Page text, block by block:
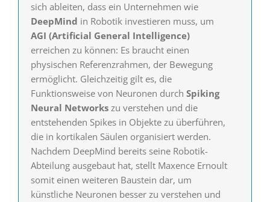
sich ableiten, dass ein Unternehmen wie
DeepMind in Robotik investieren muss, um
AGI (Artificial General Intelligence)
erreichen zu können: Es braucht einen
physischen Referenzrahmen, der Bewegung
ermöglicht. Gleichzeitig gilt es, die
Funktionsweise von Neuronen durch Spiking
Neural Networkszu verstehen und die
entstehenden Spikes in Objekte zu überführen,
die in kortikalen Säulen organisiert werden.
Nachdem DeepMind bereits seine Robotik-
Abteilung ausgebaut hat, stellt Maxence Ernoult
somit einen weiteren Baustein dar, um
künstliche Neuronen besser zu verstehen und